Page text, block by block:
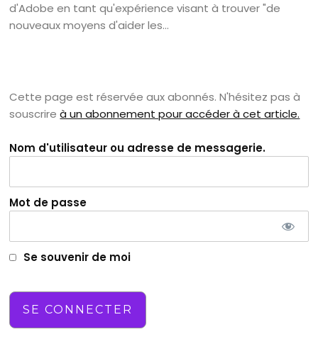
d'Adobe en tant qu'expérience visant à trouver "de
nouveaux moyens d'aider les...
Cette page est réservée aux abonnés. N'hésitez pas à
souscrireà un abonnement pour accéder à cet article.
Nom d'utilisateur ou adresse de messagerie.
Mot de passe
Se souvenir de moi